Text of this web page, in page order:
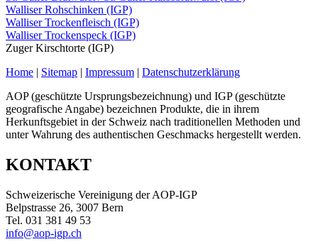
Walliser Rohschinken (IGP)
Walliser Trockenfleisch (IGP)
Walliser Trockenspeck (IGP)
Zuger Kirschtorte (IGP)
Home | Sitemap | Impressum | Datenschutzerklärung
AOP (geschützte Ursprungsbezeichnung) und IGP (geschützte
geografische Angabe) bezeichnen Produkte, die in ihrem
Herkunftsgebiet in der Schweiz nach traditionellen Methoden und
unter Wahrung des authentischen Geschmacks hergestellt werden.
KONTAKT
Schweizerische Vereinigung der AOP-IGP
Belpstrasse 26, 3007 Bern
Tel. 031 381 49 53
info@aop-igp.ch